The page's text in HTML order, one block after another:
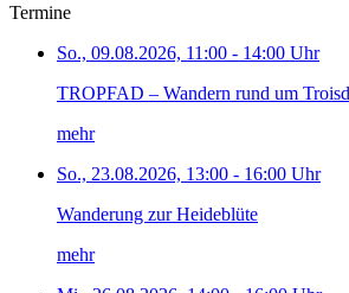
Termine
So., 09.08.2026, 11:00 - 14:00 Uhr
TROPFAD – Wandern rund um
mehr
So., 23.08.2026, 13:00 - 16:00 Uhr
Wanderung zur Heideblüte
mehr